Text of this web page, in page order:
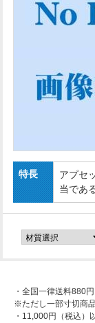
特長
アプセ
当であ
・全国一律送料880円
※ただし一部寸切商
・11,000円（税込）